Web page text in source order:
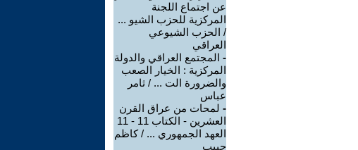
عن اجتماع اللجنة
المركزية للحزب الشيو ...
/ الحزب الشيوعي
العراقي
- المجتمع العراقي والدولة
المركزية : الخيار الصعب
والضرورة الت ... / ثامر
عباس
- لمحات من عراق القرن
العشرين - الكتاب 11 - 11
العهد الجمهوري ... / كاظم
حبيب